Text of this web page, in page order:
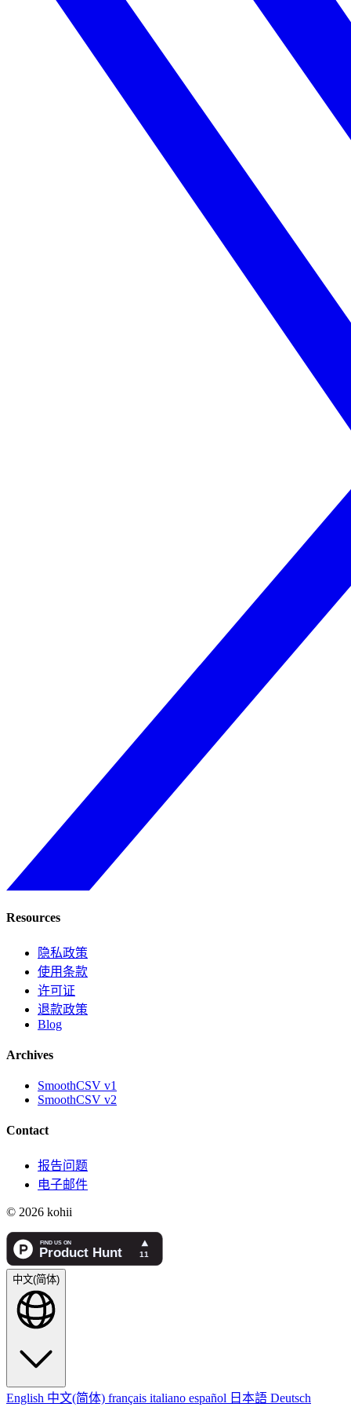
Resources
隐私政策
使用条款
许可证
退款政策
Blog
Archives
SmoothCSV v1
SmoothCSV v2
Contact
报告问题
电子邮件
© 2026 kohii
中文(简体)
English 中文(简体) français italiano español 日本語 Deutsch